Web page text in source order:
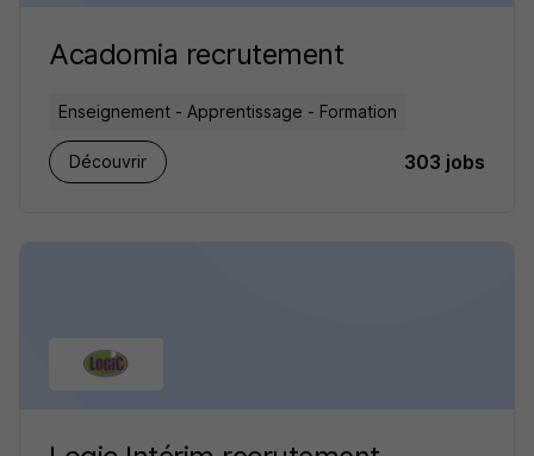
Acadomia recrutement
Enseignement - Apprentissage - Formation
Découvrir 303 jobs